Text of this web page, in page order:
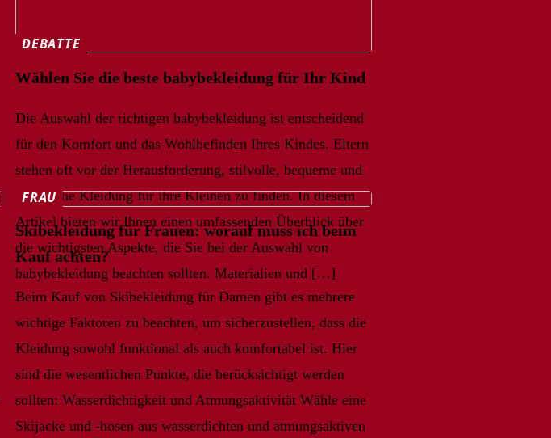
DEBATTE
Wählen Sie die beste babybekleidung für Ihr Kind
Die Auswahl der richtigen babybekleidung ist entscheidend
für den Komfort und das Wohlbefinden Ihres Kindes. Eltern
stehen oft vor der Herausforderung, stilvolle, bequeme und
praktische Kleidung für ihre Kleinen zu finden. In diesem
Artikel bieten wir Ihnen einen umfassenden Überblick über
die wichtigsten Aspekte, die Sie bei der Auswahl von
babybekleidung beachten sollten. Materialien und […]
FRAU
Skibekleidung für Frauen: worauf muss ich beim
Kauf achten?
Beim Kauf von Skibekleidung für Damen gibt es mehrere
wichtige Faktoren zu beachten, um sicherzustellen, dass die
Kleidung sowohl funktional als auch komfortabel ist. Hier
sind die wesentlichen Punkte, die berücksichtigt werden
sollten: Wasserdichtigkeit und Atmungsaktivität Wähle eine
Skijacke und -hosen aus wasserdichten und atmungsaktiven